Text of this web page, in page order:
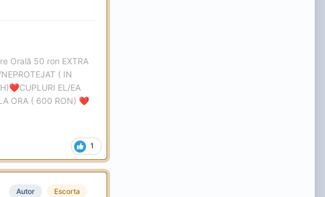
1
Orală 50 ron EXTRA
( IN
❤️CUPLURI EL/EA
ORA ( 600 RON) ❤️
Autor Escorta